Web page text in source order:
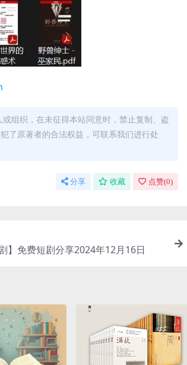
组织，在未征得本站同意时，禁止复制、盗
了原著者的合法权益，可联系我们进行处
分享 收藏 点赞(0)
】免费短剧分享2024年12月16日